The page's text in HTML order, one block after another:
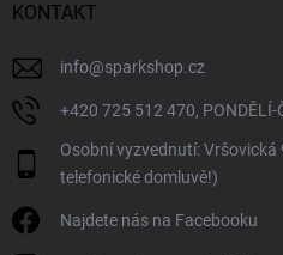
KONTAKT
info@sparkshop.cz
+420 725 512 470, PONDĚLÍ-
Osobní vyzvednutí:
telefonické domluvě!)
Najdete nás na Facebooku